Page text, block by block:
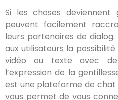
Si les choses deviennent
peuvent facilement
leurs partenaires de
aux utilisateurs la
vidéo ou texte avec
l’expression de la
est une plateforme de chat
vous permet de vous